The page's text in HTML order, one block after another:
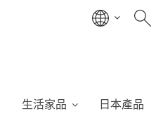
生活家品 日本產品